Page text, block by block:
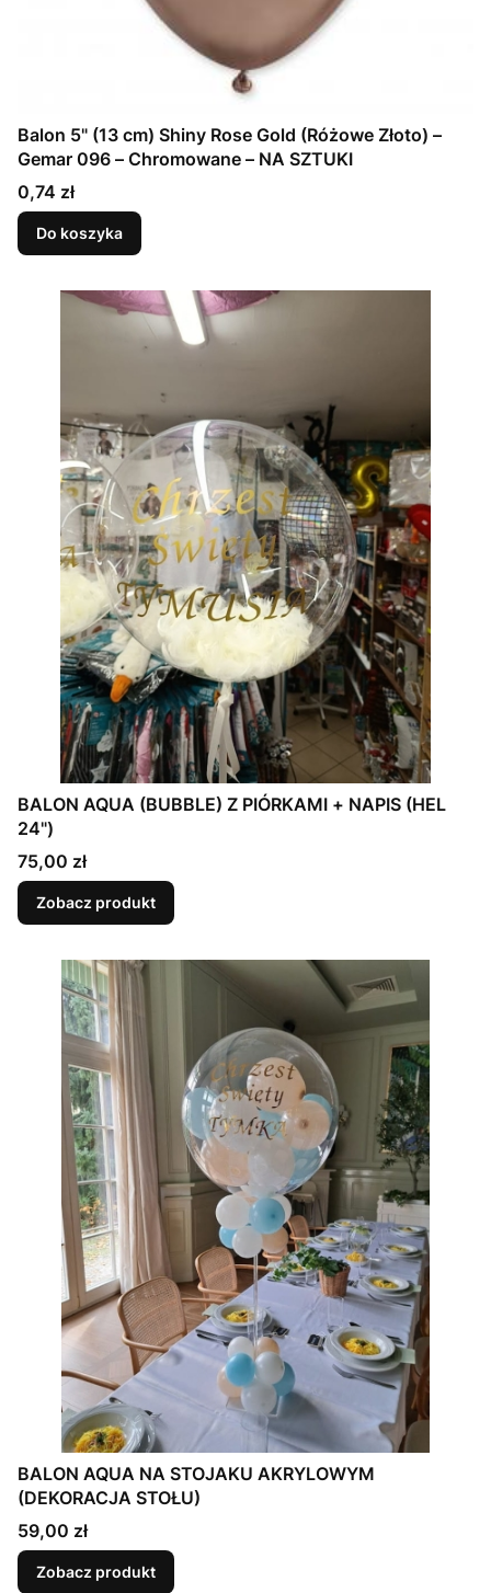
Balon 5" (13 cm) Shiny Rose Gold (Różowe Złoto) –
Gemar 096 – Chromowane – NA SZTUKI
Cena
0,74 zł
Do koszyka
BALON AQUA (BUBBLE) Z PIÓRKAMI + NAPIS (HEL
24")
Cena
75,00 zł
Zobacz produkt
BALON AQUA NA STOJAKU AKRYLOWYM
(DEKORACJA STOŁU)
Cena
59,00 zł
Zobacz produkt